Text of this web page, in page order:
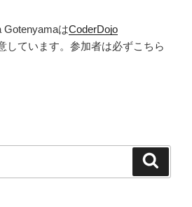
GotenyamaはCoderDojo
しています。参加者は必ずこちら